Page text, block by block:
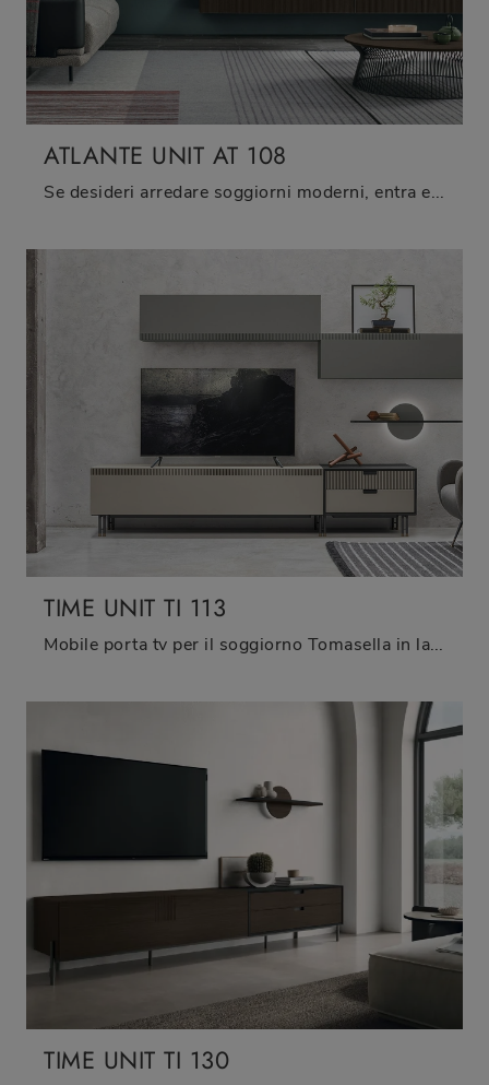
ATLANTE UNIT AT 108
Se desideri arredare soggiorni moderni, entra e scopri il mobile porta tv Atlante UNIT AT 108 della marca Tomasella, fatto in legno
TIME UNIT TI 113
Mobile porta tv per il soggiorno Tomasella in laccato opaco: clicca e scopri di più sul modello TIME UNIT TI 113, perfetto per spazi moderni.
TIME UNIT TI 130